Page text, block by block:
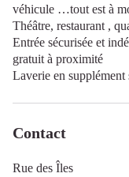
véhicule …tout est à
Théâtre, restaurant ,
Entrée sécurisée et
gratuit à proximité
Laverie en supplément
Contact
Rue des Îles